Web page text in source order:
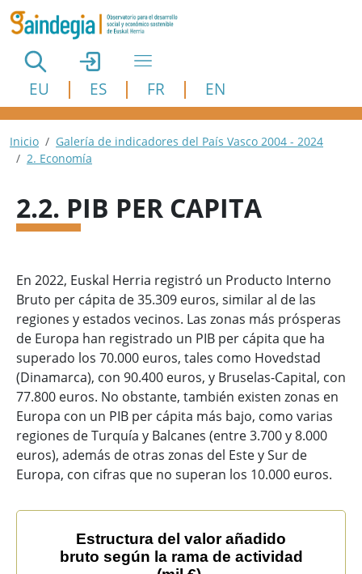
Pasar al contenido principal
EU ES FR EN
Ruta de navegación
Inicio
Galería de indicadores del País Vasco 2004 - 2024
2. Economía
2.2. PIB PER CAPITA
En 2022, Euskal Herria registró un Producto Interno
Bruto per cápita de 35.309 euros, similar al de las
regiones y estados vecinos. Las zonas más prósperas
de Europa han registrado un PIB per cápita que ha
superado los 70.000 euros, tales como Hovedstad
(Dinamarca), con 90.400 euros, y Bruselas-Capital, con
77.800 euros. No obstante, también existen zonas en
Europa con un PIB per cápita más bajo, como varias
regiones de Turquía y Balcanes (entre 3.700 y 8.000
euros), además de otras zonas del Este y Sur de
Europa, con cifras que no superan los 10.000 euros.
Estructura del valor añadido bruto según la rama de
Line chart with 4 lines.
Estructura del valor añadido
bruto según la rama de actividad